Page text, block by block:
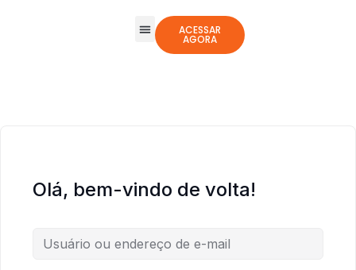
ACESSAR
AGORA
Olá, bem-vindo de volta!